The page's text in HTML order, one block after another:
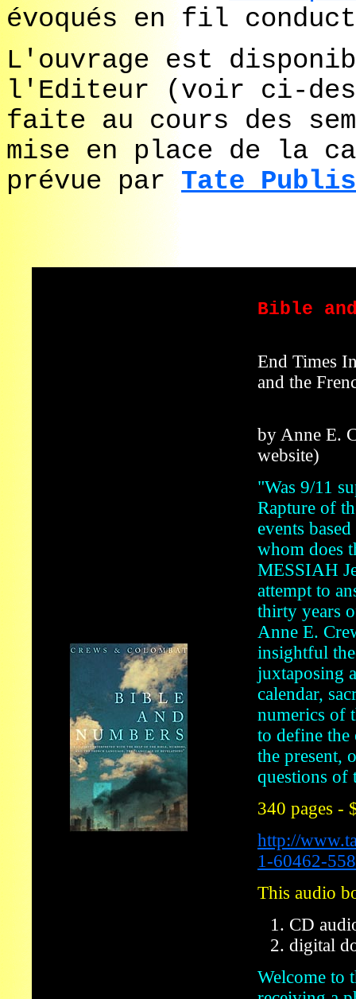
évoqués en fil
L'ouvrage est
l'Editeur (voir ci-
faite au cours des
mise en place de la
prévue par Tate
Bible
End Times
and the
by Anne E.
website)
"Was 9/11
Rapture of
events
whom does
MESSIAH
attempt to
thirty years
Anne E.
insightful
juxtaposing
calendar,
numerics of
to define the
the present,
questions of
340 pages -
http://
1-60462-
This audio
CD
digital
Welcome to